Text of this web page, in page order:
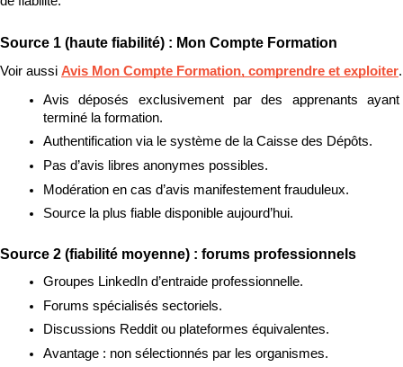
Source 1 (haute fiabilité) : Mon Compte Formation
Voir aussi Avis Mon Compte Formation, comprendre et exploiter.
Avis déposés exclusivement par des apprenants ayant
terminé la formation.
Authentification via le système de la Caisse des Dépôts.
Pas d’avis libres anonymes possibles.
Modération en cas d’avis manifestement frauduleux.
Source la plus fiable disponible aujourd’hui.
Source 2 (fiabilité moyenne) : forums professionnels
Groupes LinkedIn d’entraide professionnelle.
Forums spécialisés sectoriels.
Discussions Reddit ou plateformes équivalentes.
Avantage : non sélectionnés par les organismes.